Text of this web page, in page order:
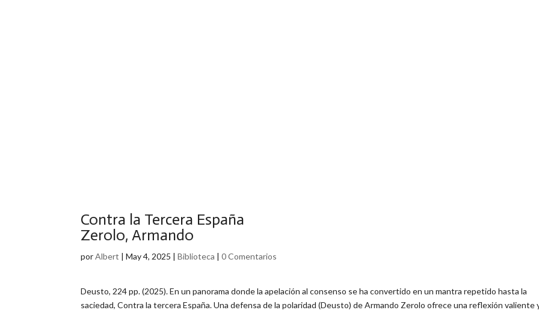
Contra la Tercera España
Zerolo, Armando
porAlbert |May 4, 2025 |Biblioteca |0 Comentarios
Deusto, 224 pp. (2025). En un panorama donde la apelación al consenso se ha convertido en un mantra repetido hasta la
saciedad, Contra la tercera España. Una defensa de la polaridad (Deusto) de Armando Zerolo ofrece una reflexión valiente